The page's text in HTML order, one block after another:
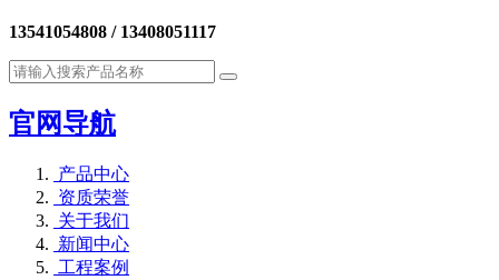
13541054808 / 13408051117
官网导航
产品中心
资质荣誉
关于我们
新闻中心
工程案例